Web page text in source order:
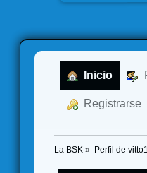
Inicio
Registrarse
La BSK » Perfil de